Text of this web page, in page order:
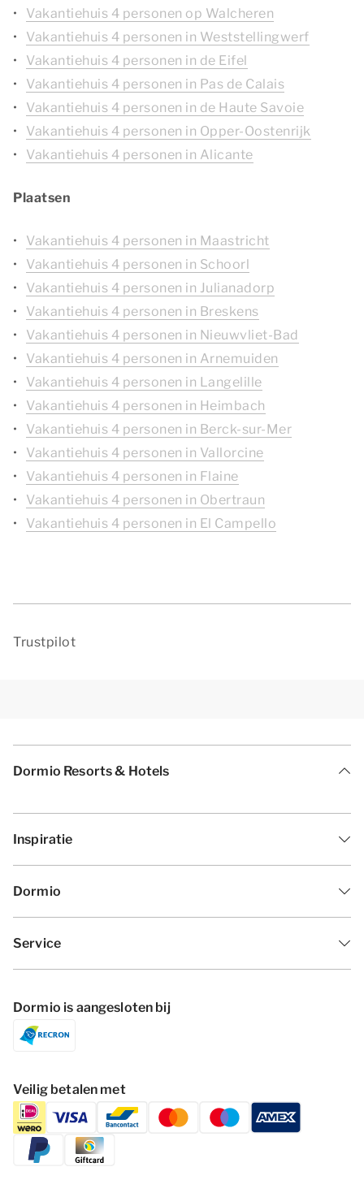
Vakantiehuis 4 personen op Walcheren
Vakantiehuis 4 personen in Weststellingwerf
Vakantiehuis 4 personen in de Eifel
Vakantiehuis 4 personen in Pas de Calais
Vakantiehuis 4 personen in de Haute Savoie
Vakantiehuis 4 personen in Opper-Oostenrijk
Vakantiehuis 4 personen in Alicante
Plaatsen
Vakantiehuis 4 personen in Maastricht
Vakantiehuis 4 personen in Schoorl
Vakantiehuis 4 personen in Julianadorp
Vakantiehuis 4 personen in Breskens
Vakantiehuis 4 personen in Nieuwvliet-Bad
Vakantiehuis 4 personen in Arnemuiden
Vakantiehuis 4 personen in Langelille
Vakantiehuis 4 personen in Heimbach
Vakantiehuis 4 personen in Berck-sur-Mer
Vakantiehuis 4 personen in Vallorcine
Vakantiehuis 4 personen in Flaine
Vakantiehuis 4 personen in Obertraun
Vakantiehuis 4 personen in El Campello
Trustpilot
Dormio Resorts & Hotels
Inspiratie
Dormio
Service
Dormio is aangesloten bij
Veilig betalen met